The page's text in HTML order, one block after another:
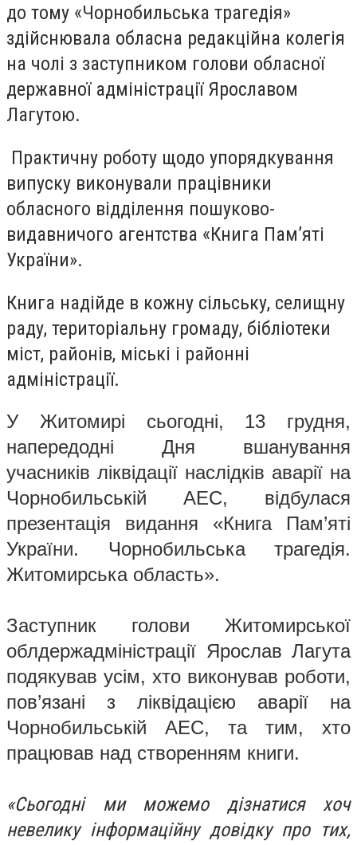
до тому «Чорнобильська трагедія»
здійснювала обласна редакційна колегія
на чолі з заступником голови обласної
державної адміністрації Ярославом
Лагутою.
Практичну роботу щодо упорядкування
випуску виконували працівники
обласного відділення пошуково-
видавничого агентства «Книга Пам’яті
України».
Книга надійде в кожну сільську, селищну
раду, територіальну громаду, бібліотеки
міст, районів, міські і районні
адміністрації.
У Житомирі сьогодні, 13 грудня,
напередодні Дня вшанування
учасників ліквідації наслідків аварії на
Чорнобильській АЕС, відбулася
презентація видання «Книга Пам’яті
України. Чорнобильська трагедія.
Житомирська область».
Заступник голови Житомирської
облдержадміністрації Ярослав Лагута
подякував усім, хто виконував роботи,
пов’язані з ліквідацією аварії на
Чорнобильській АЕС, та тим, хто
працював над створенням книги.
«Сьогодні ми можемо дізнатися хоч
невелику інформаційну довідку про тих,